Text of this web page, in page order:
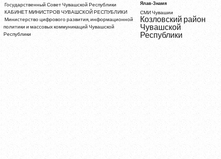
Государственный Совет Чувашской Республики
КАБИНЕТ МИНИСТРОВ ЧУВАШСКОЙ РЕСПУБЛИКИ
Министерство цифрового развития, информационной
политики и массовых коммуникаций Чувашской
Республики
Ялав-Знамя
СМИ Чувашии
Козловский район
Чувашской
Республики